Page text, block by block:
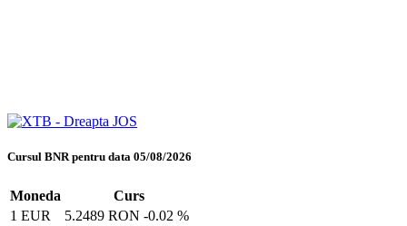
Cursul BNR pentru data 05/08/2026
Moneda
Curs
1 EUR
5.2489 RON -0.02 %